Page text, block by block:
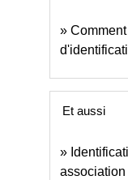
Et aussi
association